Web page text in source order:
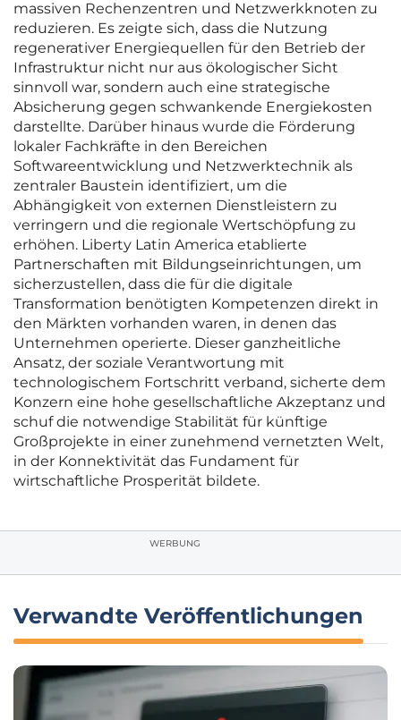
massiven Rechenzentren und Netzwerkknoten zu
reduzieren. Es zeigte sich, dass die Nutzung
regenerativer Energiequellen für den Betrieb der
Infrastruktur nicht nur aus ökologischer Sicht
sinnvoll war, sondern auch eine strategische
Absicherung gegen schwankende Energiekosten
darstellte. Darüber hinaus wurde die Förderung
lokaler Fachkräfte in den Bereichen
Softwareentwicklung und Netzwerktechnik als
zentraler Baustein identifiziert, um die
Abhängigkeit von externen Dienstleistern zu
verringern und die regionale Wertschöpfung zu
erhöhen. Liberty Latin America etablierte
Partnerschaften mit Bildungseinrichtungen, um
sicherzustellen, dass die für die digitale
Transformation benötigten Kompetenzen direkt in
den Märkten vorhanden waren, in denen das
Unternehmen operierte. Dieser ganzheitliche
Ansatz, der soziale Verantwortung mit
technologischem Fortschritt verband, sicherte dem
Konzern eine hohe gesellschaftliche Akzeptanz und
schuf die notwendige Stabilität für künftige
Großprojekte in einer zunehmend vernetzten Welt,
in der Konnektivität das Fundament für
wirtschaftliche Prosperität bildete.
WERBUNG
Verwandte Veröffentlichungen